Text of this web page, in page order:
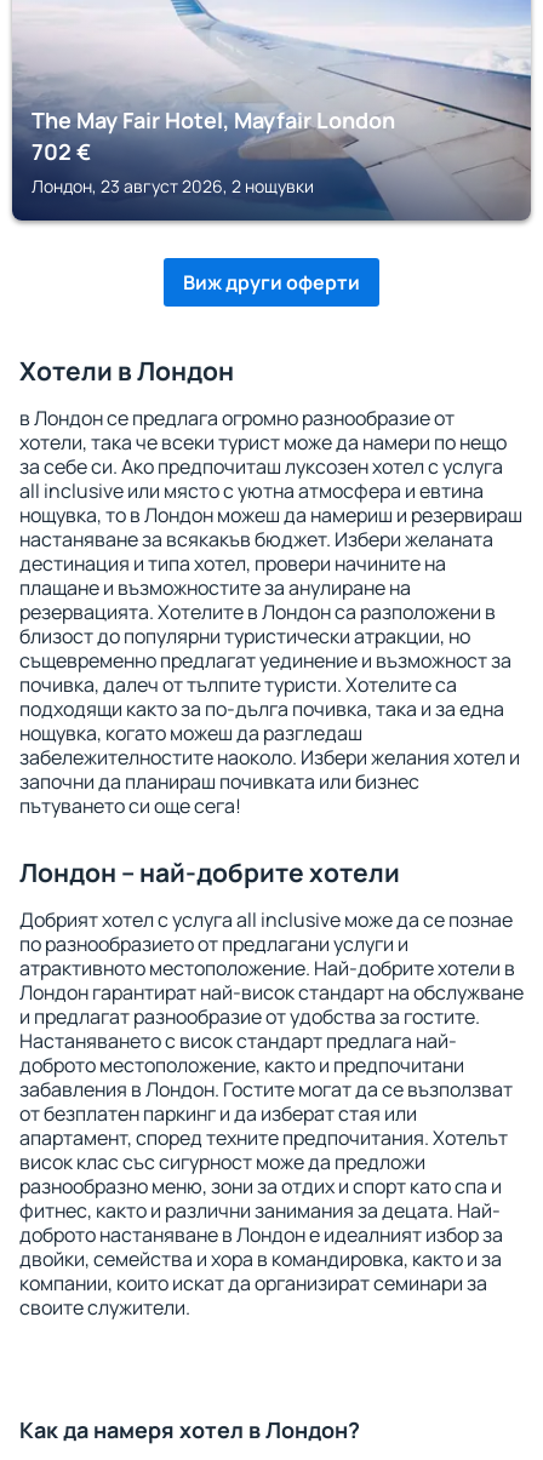
The May Fair Hotel, Mayfair London
702€
Лондон, 23 август 2026, 2 нощувки
Виж други оферти
Хотели в Лондон
в Лондон се предлага огромно разнообразие от
хотели, така че всеки турист може да намери по нещо
за себе си. Ако предпочиташ луксозен хотел с услуга
all inclusive или място с уютна атмосфера и евтина
нощувка, то в Лондон можеш да намериш и резервираш
настаняване за всякакъв бюджет. Избери желаната
дестинация и типа хотел, провери начините на
плащане и възможностите за анулиране на
резервацията. Хотелите в Лондон са разположени в
близост до популярни туристически атракции, но
същевременно предлагат уединение и възможност за
почивка, далеч от тълпите туристи. Хотелите са
подходящи както за по-дълга почивка, така и за една
нощувка, когато можеш да разгледаш
забележителностите наоколо. Избери желания хотел и
започни да планираш почивката или бизнес
пътуването си още сега!
Лондон – най-добрите хотели
Добрият хотел с услуга all inclusive може да се познае
по разнообразието от предлагани услуги и
атрактивното местоположение. Най-добрите хотели в
Лондон гарантират най-висок стандарт на обслужване
и предлагат разнообразие от удобства за гостите.
Настаняването с висок стандарт предлага най-
доброто местоположение, както и предпочитани
забавления в Лондон. Гостите могат да се възползват
от безплатен паркинг и да изберат стая или
апартамент, според техните предпочитания. Хотелът
висок клас със сигурност може да предложи
разнообразно меню, зони за отдих и спорт като спа и
фитнес, както и различни занимания за децата. Най-
доброто настаняване в Лондон е идеалният избор за
двойки, семейства и хора в командировка, както и за
компании, които искат да организират семинари за
своите служители.
Как да намеря хотел в Лондон?